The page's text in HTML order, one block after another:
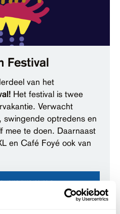
Festival
van het
Het festival is twee
Verwacht
swingende optredens en
mee te doen. Daarnaast
en Café Foyé ook van
programma